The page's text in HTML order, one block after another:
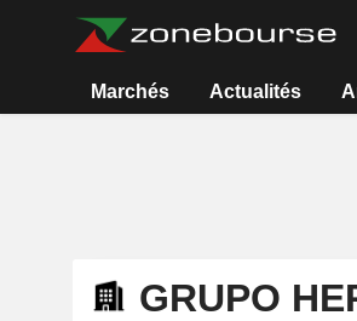
Marchés Actualités
GRUPO